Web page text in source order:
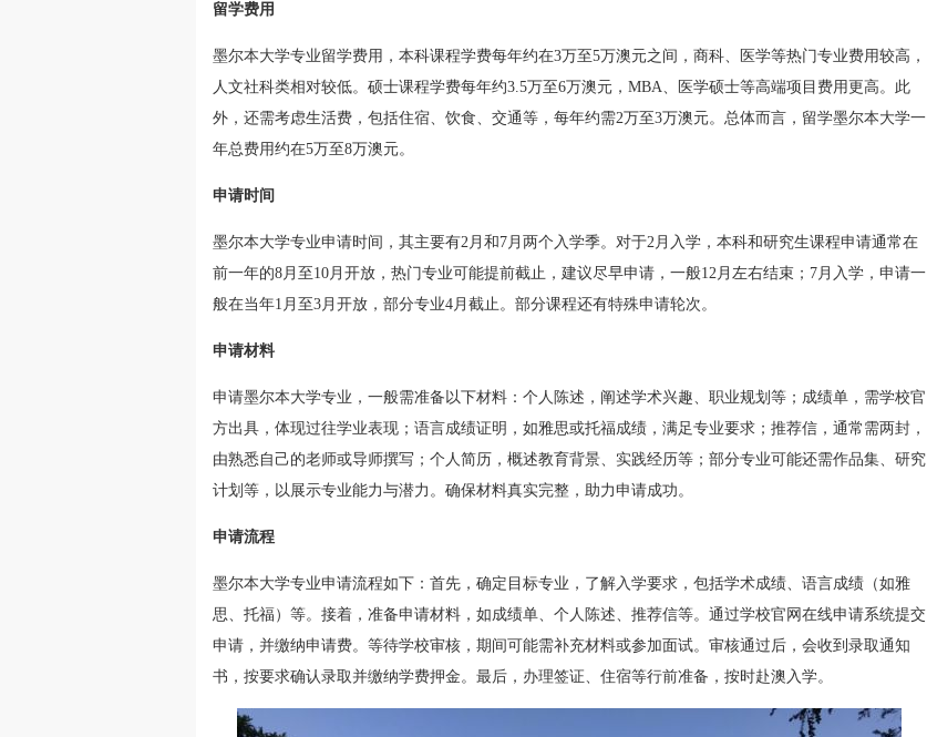
留学费用
墨尔本大学专业留学费用，本科课程学费每年约在3万至5万澳元之间，商科、医学等热门专业费用较高，
人文社科类相对较低。硕士课程学费每年约3.5万至6万澳元，MBA、医学硕士等高端项目费用更高。此
外，还需考虑生活费，包括住宿、饮食、交通等，每年约需2万至3万澳元。总体而言，留学墨尔本大学一
年总费用约在5万至8万澳元。
申请时间
墨尔本大学专业申请时间，其主要有2月和7月两个入学季。对于2月入学，本科和研究生课程申请通常在
前一年的8月至10月开放，热门专业可能提前截止，建议尽早申请，一般12月左右结束；7月入学，申请一
般在当年1月至3月开放，部分专业4月截止。部分课程还有特殊申请轮次。
申请材料
申请墨尔本大学专业，一般需准备以下材料：个人陈述，阐述学术兴趣、职业规划等；成绩单，需学校官
方出具，体现过往学业表现；语言成绩证明，如雅思或托福成绩，满足专业要求；推荐信，通常需两封，
由熟悉自己的老师或导师撰写；个人简历，概述教育背景、实践经历等；部分专业可能还需作品集、研究
计划等，以展示专业能力与潜力。确保材料真实完整，助力申请成功。
申请流程
墨尔本大学专业申请流程如下：首先，确定目标专业，了解入学要求，包括学术成绩、语言成绩（如雅
思、托福）等。接着，准备申请材料，如成绩单、个人陈述、推荐信等。通过学校官网在线申请系统提交
申请，并缴纳申请费。等待学校审核，期间可能需补充材料或参加面试。审核通过后，会收到录取通知
书，按要求确认录取并缴纳学费押金。最后，办理签证、住宿等行前准备，按时赴澳入学。